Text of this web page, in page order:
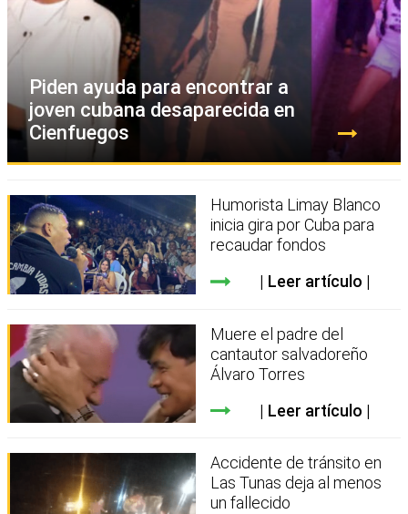
Piden ayuda para encontrar a
joven cubana desaparecida en
Cienfuegos
Humorista Limay Blanco
inicia gira por Cuba para
recaudar fondos
Leer artículo
Muere el padre del
cantautor salvadoreño
Álvaro Torres
Leer artículo
Accidente de tránsito en
Las Tunas deja al menos
un fallecido